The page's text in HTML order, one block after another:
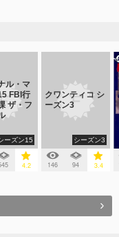
ル・マ
FBI行
ザ・フ
ーズン15
4.2
クワンティコ シ
ーズン3
シーズン3
146 94 3.4